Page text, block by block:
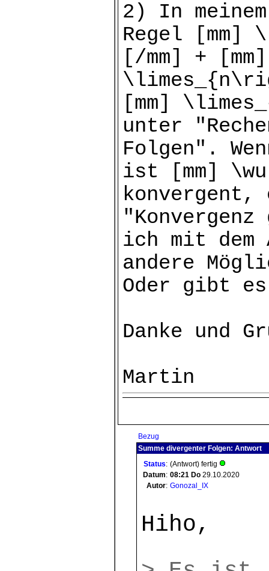
2) In
Regel
[/mm] +
[mm]
unter
Folgen".
ist [mm]
konvergent,
ich mit dem
andere
Oder gibt
Danke und
Martin
Bezug
Summe divergenter Folgen: Antwort
Status: (Antwort) fertig
Datum: 08:21 Do 29.10.2020
Autor: Gonozal_IX
Hiho,